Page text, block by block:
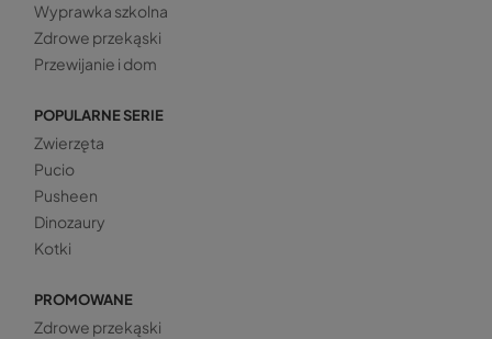
Wyprawka szkolna
Zdrowe przekąski
Przewijanie i dom
POPULARNE SERIE
Zwierzęta
Pucio
Pusheen
Dinozaury
Kotki
PROMOWANE
Zdrowe przekąski